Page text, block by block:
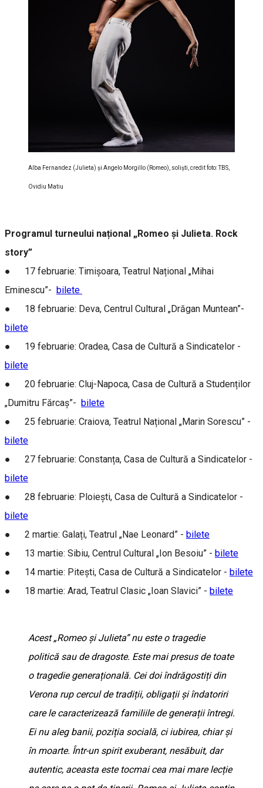
Alba Fernandez (Julieta) și Angelo Morgillo (Romeo), soliști, credit foto: TBS,
Ovidiu Matiu
Programul turneului național „Romeo și Julieta. Rock
story”
● 17 februarie: Timișoara, Teatrul Național „Mihai
Eminescu”- bilete
● 18 februarie: Deva, Centrul Cultural „Drăgan Muntean”-
bilete
● 19 februarie: Oradea, Casa de Cultură a Sindicatelor -
bilete
● 20 februarie: Cluj-Napoca, Casa de Cultură a Studenților
„Dumitru Fărcaș”- bilete
● 25 februarie: Craiova, Teatrul Național „Marin Sorescu” -
bilete
● 27 februarie: Constanța, Casa de Cultură a Sindicatelor -
bilete
● 28 februarie: Ploiești, Casa de Cultură a Sindicatelor -
bilete
● 2 martie: Galați, Teatrul „Nae Leonard” - bilete
● 13 martie: Sibiu, Centrul Cultural „Ion Besoiu” - bilete
● 14 martie: Pitești, Casa de Cultură a Sindicatelor - bilete
● 18 martie: Arad, Teatrul Clasic „Ioan Slavici” - bilete
Acest „Romeo și Julieta” nu este o tragedie
politică sau de dragoste. Este mai presus de toate
o tragedie generațională. Cei doi îndrăgostiți din
Verona rup cercul de tradiții, obligații și îndatoriri
care le caracterizează familiile de generații întregi.
Ei nu aleg banii, poziția socială, ci iubirea, chiar și
în moarte. Într-un spirit exuberant, nesăbuit, dar
autentic, aceasta este tocmai cea mai mare lecție